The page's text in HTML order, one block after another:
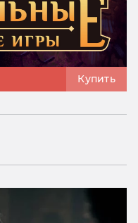
Купить